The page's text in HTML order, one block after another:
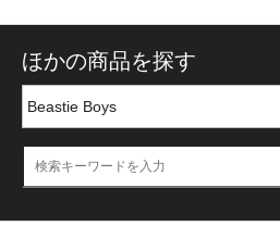
ほかの商品を探す